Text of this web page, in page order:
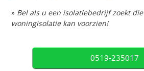
» Bel als u een isolatiebedrijf zoekt
woningisolatie kan voorzien!
0519-235017